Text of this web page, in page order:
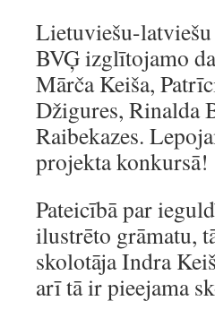
Lietuviešu-
BVĢ izglītojamo
Mārča Keiša,
Džigures, Rinalda
Raibekazes.
projekta konkursā!
Pateicībā par
ilustrēto grāmatu,
skolotāja Indra
arī tā ir pieejama